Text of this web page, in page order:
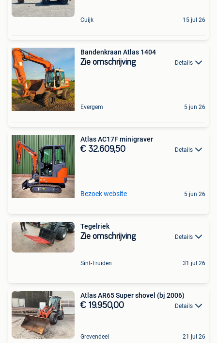
Cuijk 15 jul 26
Bandenkraan Atlas 1404
Zie omschrijving Details
Evergem 5 jun 26
Atlas AC17F minigraver
€ 32.609,50 Details
Bezoek website 5 jun 26
Tegelriek
Zie omschrijving Details
Sint-Truiden 31 jul 26
Atlas AR65 Super shovel (bj 2006)
€ 19.950,00 Details
Grevendeel 21 jul 26